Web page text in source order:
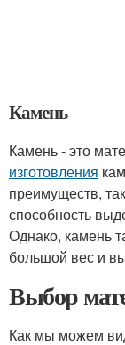
Камень
Камень - это
изготовления
преимуществ,
способность
Однако, камень
большой вес и
Выбор
Как мы можем